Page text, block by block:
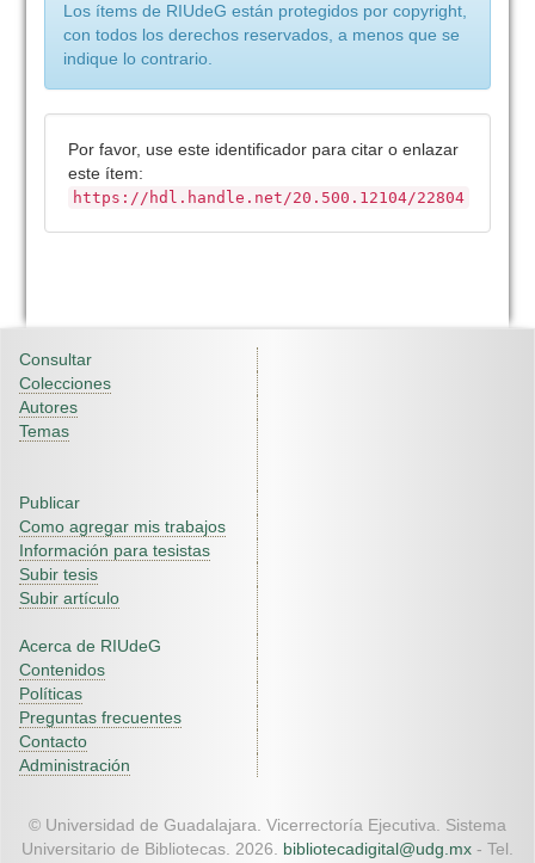
Los ítems de RIUdeG están protegidos por copyright,
con todos los derechos reservados, a menos que se
indique lo contrario.
Por favor, use este identificador para citar o enlazar
este ítem:
https://hdl.handle.net/20.500.12104/22804
Consultar
Colecciones
Autores
Temas
Publicar
Como agregar mis trabajos
Información para tesistas
Subir tesis
Subir artículo
Acerca de RIUdeG
Contenidos
Políticas
Preguntas frecuentes
Contacto
Administración
© Universidad de Guadalajara. Vicerrectoría Ejecutiva. Sistema
Universitario de Bibliotecas. 2026. bibliotecadigital@udg.mx - Tel.